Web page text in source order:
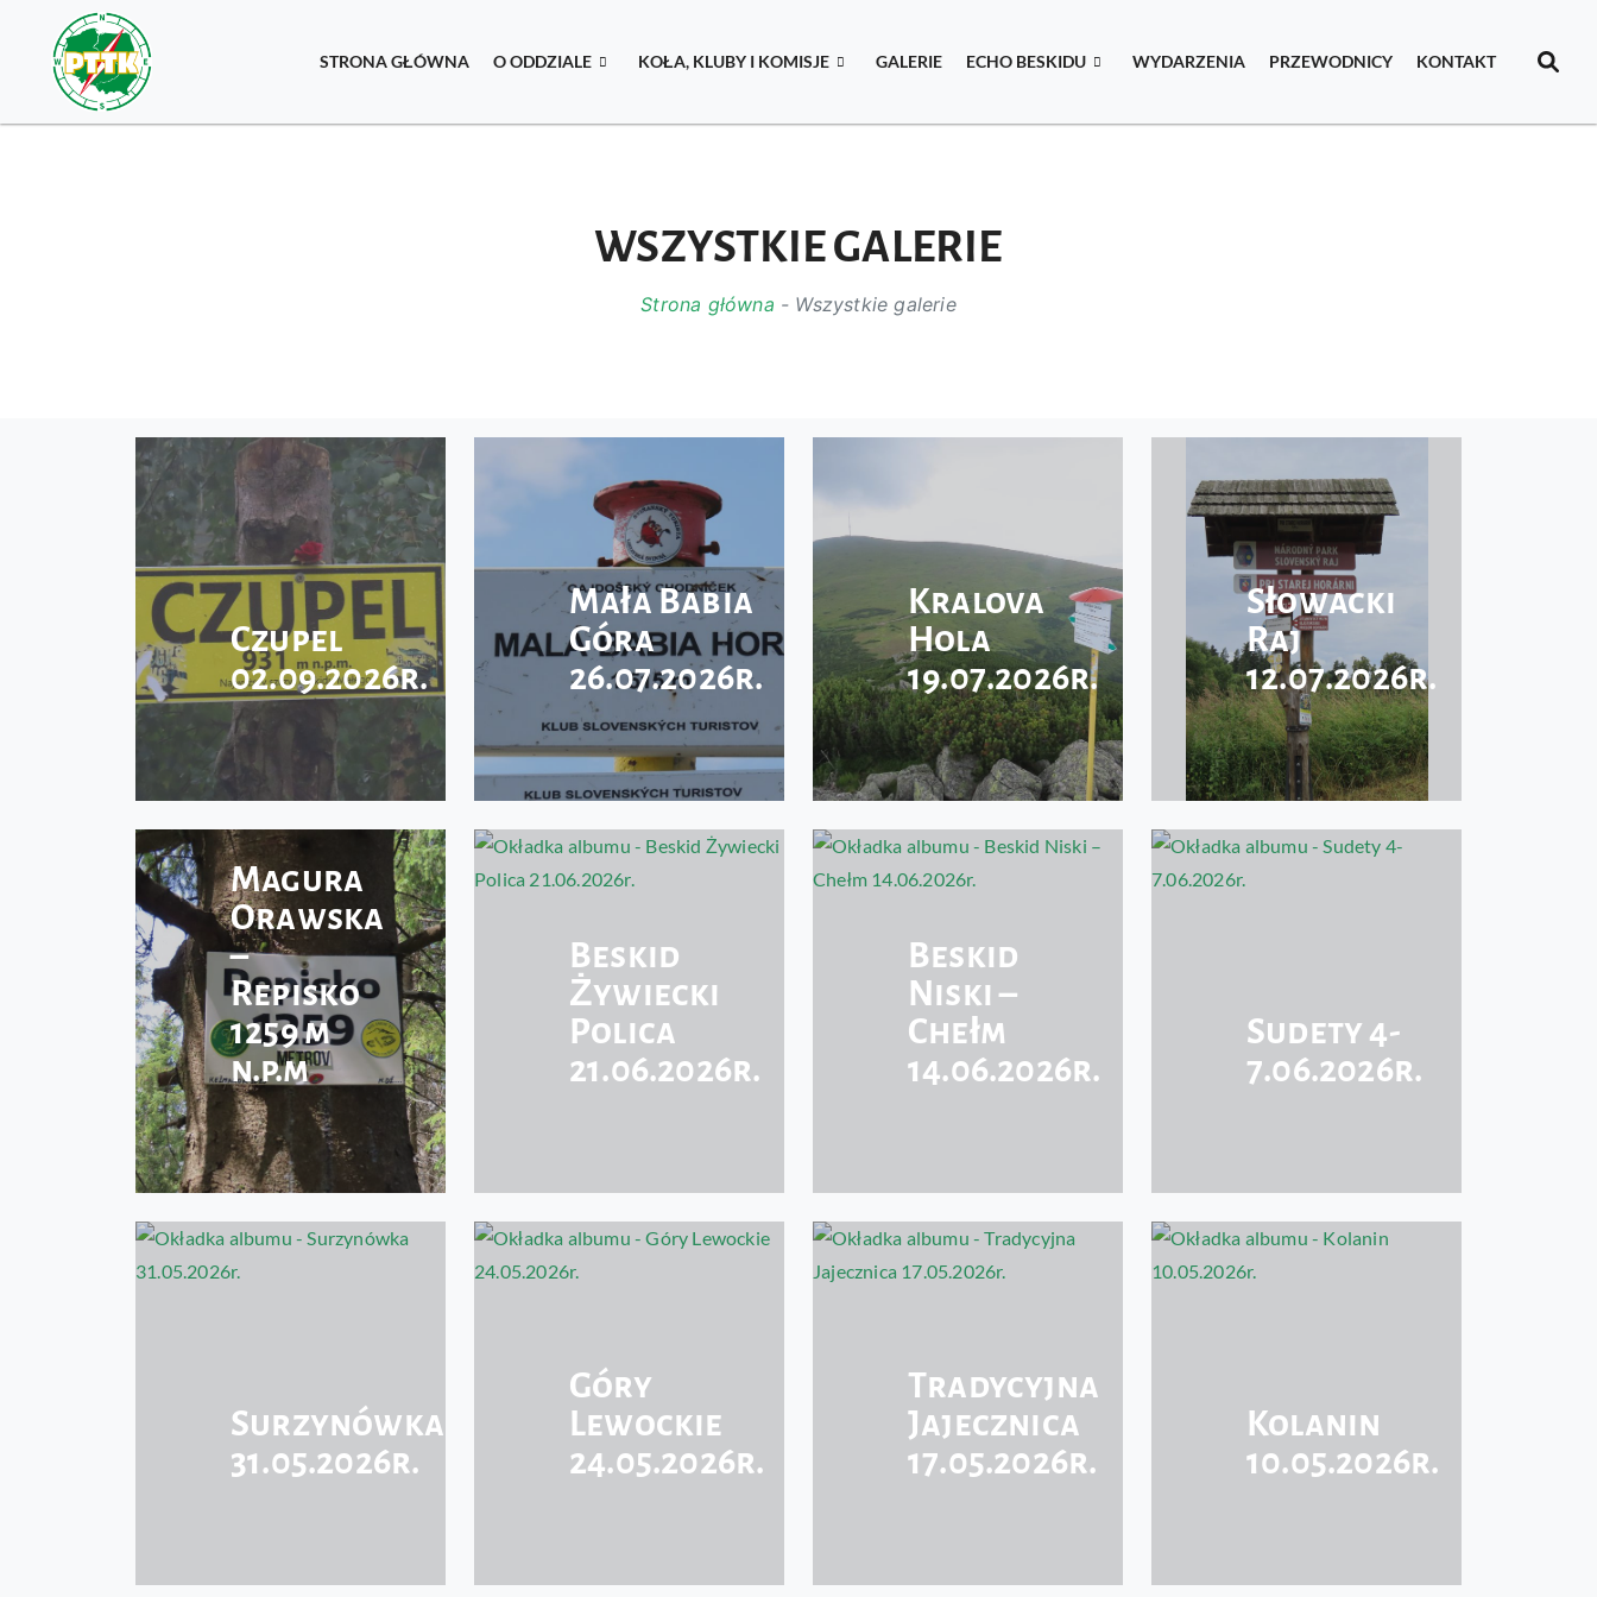
STRONA GŁÓWNA O ODDZIALE KOŁA, KLUBY I KOMISJE GALERIE ECHO BESKIDU WYDARZENIA PRZEWODNICY KONTAKT
WSZYSTKIE GALERIE
Strona główna - Wszystkie galerie
Czupel
02.09.2026r.
Mała Babia
Góra
26.07.2026r.
Kralova
Hola
19.07.2026r.
Słowacki
Raj
12.07.2026r.
Magura
Orawska
–
Repisko
1259 m
n.p.m
Beskid
Żywiecki
Polica
21.06.2026r.
Beskid
Niski –
Chełm
14.06.2026r.
Sudety 4-
7.06.2026r.
Surzynówka
31.05.2026r.
Góry
Lewockie
24.05.2026r.
Tradycyjna
Jajecznica
17.05.2026r.
Kolanin
10.05.2026r.